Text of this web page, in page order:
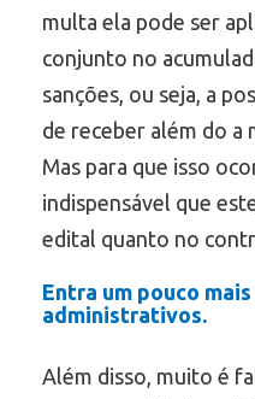
multa ela pode ser
conjunto no
sanções, ou seja, a
de receber além do a
Mas para que isso
indispensável que
edital quanto no
Entra um pouco
administrativos.
Além disso, muito é